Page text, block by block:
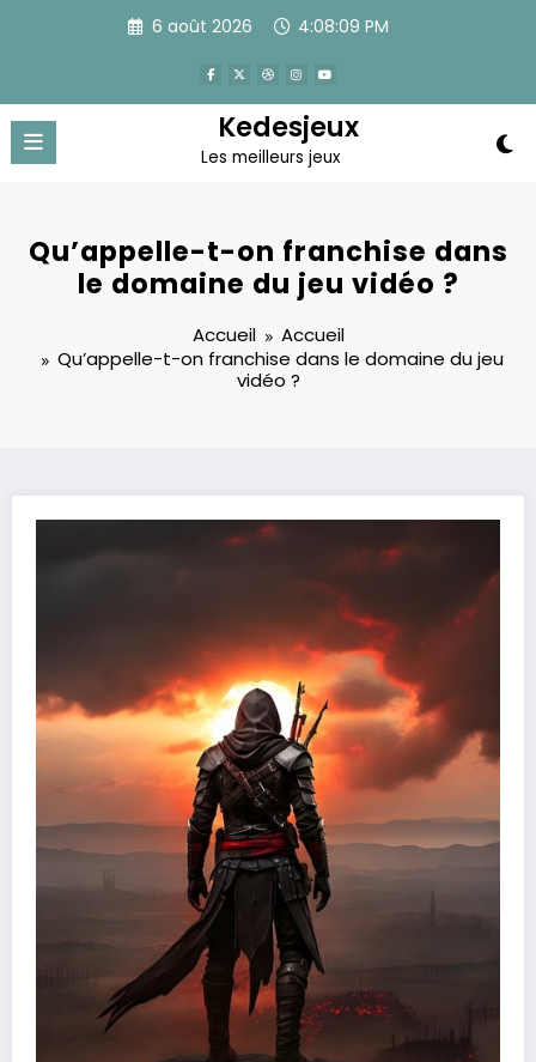
6 août 2026 4:08:10 PM
Kedesjeux
Les meilleurs jeux
Qu’appelle-t-on franchise dans
le domaine du jeu vidéo ?
Accueil
Accueil
Qu’appelle-t-on franchise dans le domaine du jeu
vidéo ?